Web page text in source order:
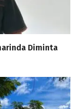
Diminta